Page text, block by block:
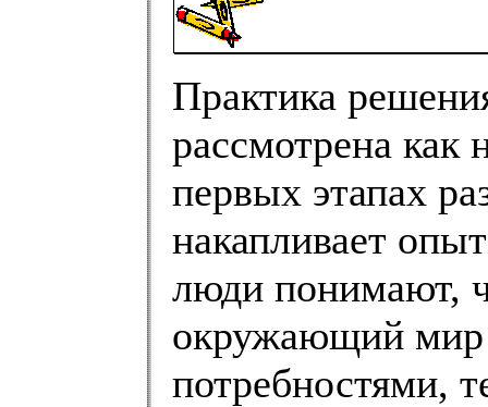
Практика
рассмотрена как
первых этапах
накапливает
люди понимают,
окружающий мир
потребностями,